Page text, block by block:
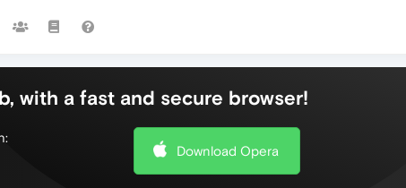
with a fast and secure browser!
Download Opera